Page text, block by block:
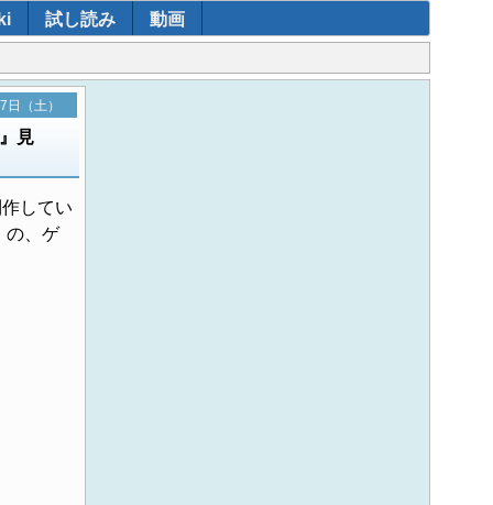
試し読み 動画
（土）
見
してい
の、ゲ